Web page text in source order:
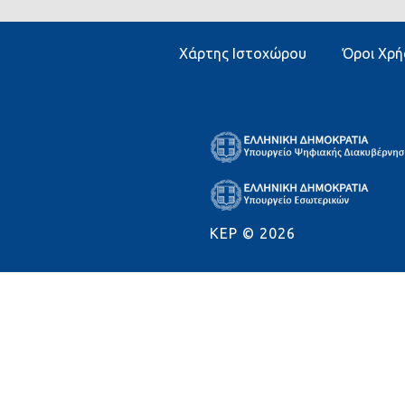
Χάρτης Ιστοχώρου Όροι
KEP © 2026